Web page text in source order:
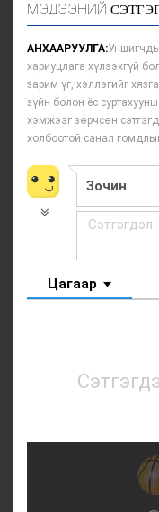
МЭДЭЭНИЙ
АНХААРУУЛГА:
хариуцлага хүлээхгүй
зарим үг, хэллэгийг
зүйн болон ёс
хэмжээг зөрчсөн
холбоотой санал
Цагаар